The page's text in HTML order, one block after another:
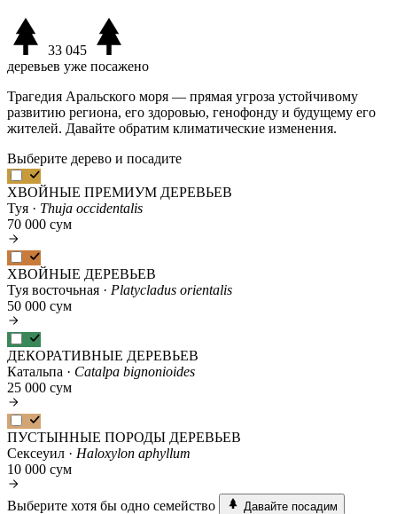
33 045
деревьев уже посажено
Трагедия Аральского моря — прямая угроза устойчивому
развитию региона, его здоровью, генофонду и будущему его
жителей. Давайте обратим климатические изменения.
Выберите дерево и посадите
ХВОЙНЫЕ ПРЕМИУМ ДЕРЕВЬЕВ
Туя · Thuja occidentalis
70 000 сум
ХВОЙНЫЕ ДЕРЕВЬЕВ
Туя восточьная · Platycladus orientalis
50 000 сум
ДЕКОРАТИВНЫЕ ДЕРЕВЬЕВ
Катальпа · Catalpa bignonioides
25 000 сум
ПУСТЫННЫЕ ПОРОДЫ ДЕРЕВЬЕВ
Сексеуил · Haloxylon aphyllum
10 000 сум
Выберите хотя бы одно семейство Давайте посадим